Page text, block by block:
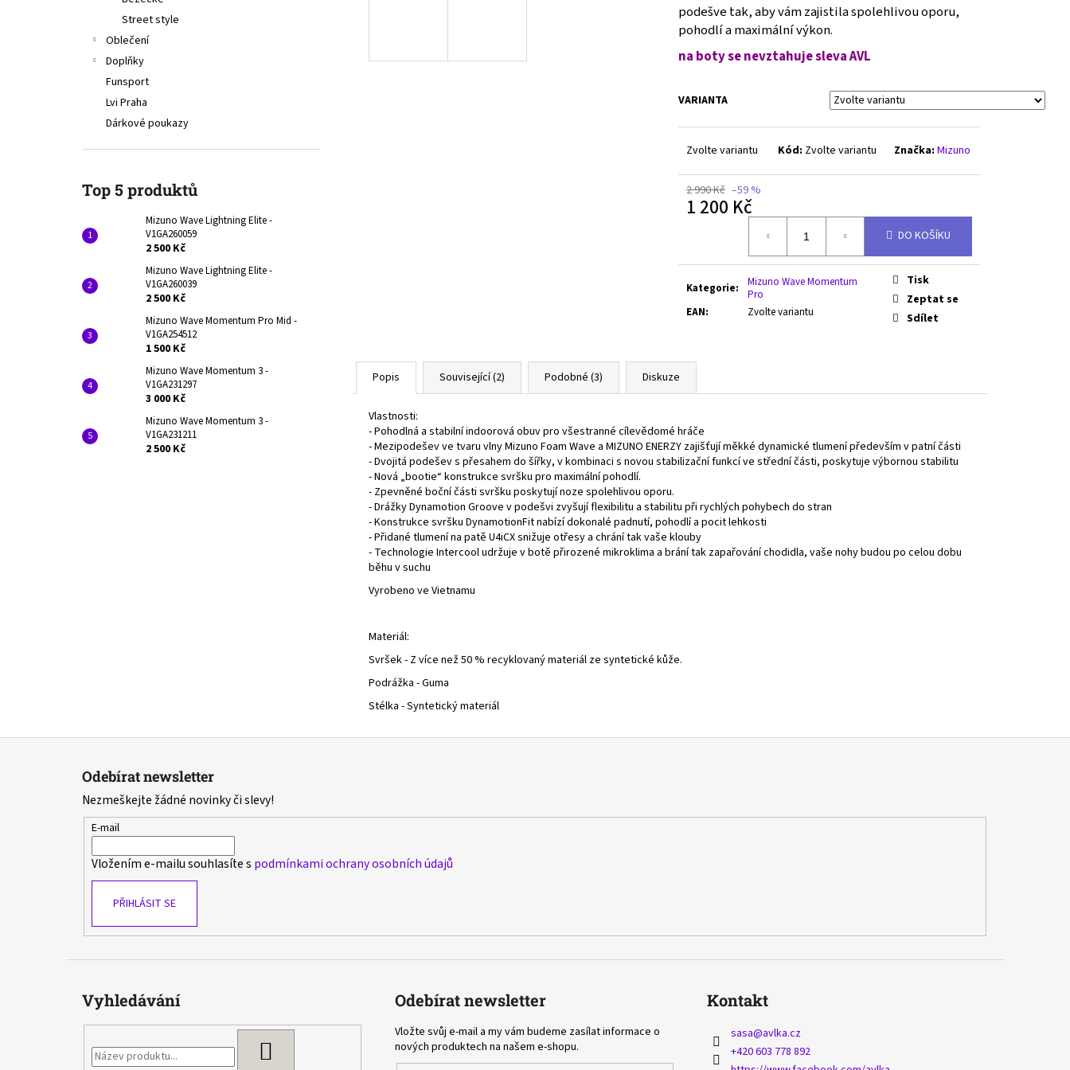
Street style
Oblečení
Doplňky
Funsport
Lvi Praha
Dárkové poukazy
Top 5 produktů
Mizuno Wave Lightning Elite -
V1GA260059
2 500 Kč
Mizuno Wave Lightning Elite -
V1GA260039
2 500 Kč
Mizuno Wave Momentum Pro Mid -
V1GA254512
1 500 Kč
Mizuno Wave Momentum 3 -
V1GA231297
3 000 Kč
Mizuno Wave Momentum 3 -
V1GA231211
2 500 Kč
podešve tak, aby vám zajistila spolehlivou oporu,
pohodlí a maximální výkon.
na boty se nevztahuje sleva AVL
VARIANTA
Zvolte variantu Kód: Zvolte variantu Značka: Mizuno
2 990 Kč –59 %
1 200 Kč
DO KOŠÍKU
Kategorie:
Mizuno Wave Momentum
Pro
EAN: Zvolte variantu
Tisk
Zeptat se
Sdílet
Popis Související (2) Podobné (3) Diskuze
Vlastnosti:
- Pohodlná a stabilní indoorová obuv pro všestranné cílevědomé hráče
- Mezipodešev ve tvaru vlny Mizuno Foam Wave a MIZUNO ENERZY zajišťují měkké dynamické tlumení především v patní části
- Dvojitá podešev s přesahem do šířky, v kombinaci s novou stabilizační funkcí ve střední části, poskytuje výbornou stabilitu
- Nová „bootie“ konstrukce svršku pro maximální pohodlí.
- Zpevněné boční části svršku poskytují noze spolehlivou oporu.
- Drážky Dynamotion Groove v podešvi zvyšují flexibilitu a stabilitu při rychlých pohybech do stran
- Konstrukce svršku DynamotionFit nabízí dokonalé padnutí, pohodlí a pocit lehkosti
- Přidané tlumení na patě U4iCX snižuje otřesy a chrání tak vaše klouby
- Technologie Intercool udržuje v botě přirozené mikroklima a brání tak zapařování chodidla, vaše nohy budou po celou dobu
běhu v suchu
Vyrobeno ve Vietnamu
Materiál:
Svršek - Z více než 50 % recyklovaný materiál ze syntetické kůže.
Podrážka - Guma
Stélka - Syntetický materiál
2 500 Kč
Původně:3 990 Kč 2 990 Kč
Odebírat newsletter
Nezmeškejte žádné novinky či slevy!
E-mail
Vložením e-mailu souhlasíte s podmínkami ochrany osobních údajů
PŘIHLÁSIT SE
Vyhledávání Odebírat newsletter
Vložte svůj e-mail a my vám budeme zasílat informace o
nových produktech na našem e-shopu.
Kontakt
sasa@avlka.cz
+420 603 778 892